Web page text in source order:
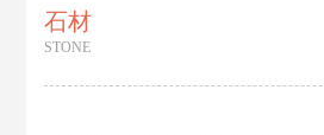
石材
STONE